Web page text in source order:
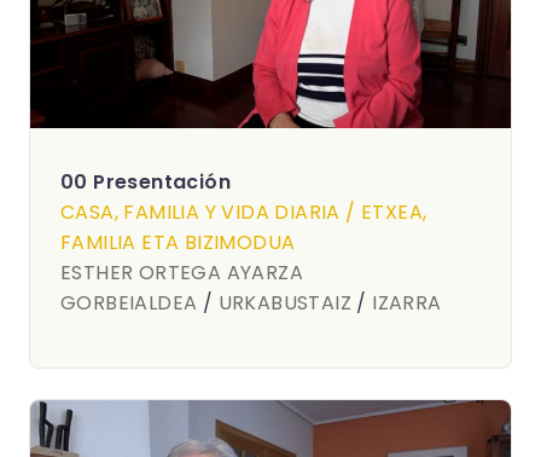
00 Presentación
CASA, FAMILIA Y VIDA DIARIA / ETXEA,
FAMILIA ETA BIZIMODUA
ESTHER ORTEGA AYARZA
GORBEIALDEA / URKABUSTAIZ / IZARRA